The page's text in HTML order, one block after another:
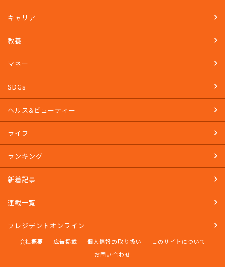
キャリア
教養
マネー
SDGs
ヘルス&ビューティー
ライフ
ランキング
新着記事
連載一覧
プレジデントオンライン
会社概要 広告掲載 個人情報の取り扱い
このサイトについて
お問い合わせ